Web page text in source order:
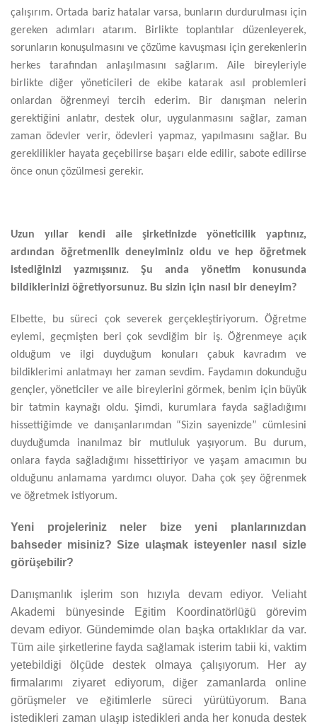
çalışırım. Ortada bariz hatalar varsa, bunların durdurulması için
gereken adımları atarım. Birlikte toplantılar düzenleyerek,
sorunların konuşulmasını ve çözüme kavuşması için gerekenlerin
herkes tarafından anlaşılmasını sağlarım. Aile bireyleriyle
birlikte diğer yöneticileri de ekibe katarak asıl problemleri
onlardan öğrenmeyi tercih ederim. Bir danışman nelerin
gerektiğini anlatır, destek olur, uygulanmasını sağlar, zaman
zaman ödevler verir, ödevleri yapmaz, yapılmasını sağlar. Bu
gereklilikler hayata geçebilirse başarı elde edilir, sabote edilirse
önce onun çözülmesi gerekir.
Uzun yıllar kendi aile şirketinizde yöneticilik yaptınız,
ardından öğretmenlik deneyiminiz oldu ve hep öğretmek
istediğinizi yazmışsınız. Şu anda yönetim konusunda
bildiklerinizi öğretiyorsunuz. Bu sizin için nasıl bir deneyim?
Elbette, bu süreci çok severek gerçekleştiriyorum. Öğretme
eylemi, geçmişten beri çok sevdiğim bir iş. Öğrenmeye açık
olduğum ve ilgi duyduğum konuları çabuk kavradım ve
bildiklerimi anlatmayı her zaman sevdim. Faydamın dokunduğu
gençler, yöneticiler ve aile bireylerini görmek, benim için büyük
bir tatmin kaynağı oldu. Şimdi, kurumlara fayda sağladığımı
hissettiğimde ve danışanlarımdan “Sizin sayenizde” cümlesini
duyduğumda inanılmaz bir mutluluk yaşıyorum. Bu durum,
onlara fayda sağladığımı hissettiriyor ve yaşam amacımın bu
olduğunu anlamama yardımcı oluyor. Daha çok şey öğrenmek
ve öğretmek istiyorum.
Yeni projeleriniz neler bize yeni planlarınızdan
bahseder misiniz? Size ulaşmak isteyenler nasıl sizle
görüşebilir?
Danışmanlık işlerim son hızıyla devam ediyor. Veliaht
Akademi bünyesinde Eğitim Koordinatörlüğü görevim
devam ediyor. Gündemimde olan başka ortaklıklar da var.
Tüm aile şirketlerine fayda sağ lamak isterim tabii ki, vaktim
yetebildiği ölçüde destek olmaya çalışıyorum. Her ay
firmalarımı ziyaret ediyorum, diğer zamanlarda online
görüşmeler ve eğitimlerle süreci yürütüyorum. Bana
istedikleri zaman ulaşıp istedikleri anda her konuda destek